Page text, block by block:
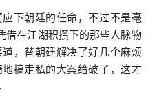
下朝廷的任命，不过不是毫
借在江湖积攒下的那些人脉物
，替朝廷解决了好几个麻烦
搞走私的大案给破了，这才